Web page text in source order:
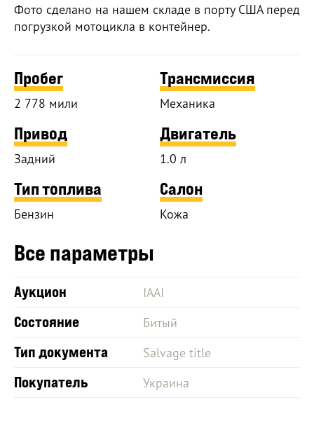
Фото сделано на нашем складе в порту США перед
погрузкой мотоцикла в контейнер.
Пробег
2 778 мили
Трансмиссия
Механика
Привод
Задний
Двигатель
1.0 л
Тип топлива
Бензин
Салон
Кожа
Все параметры
Аукцион IAAI
Состояние Битый
Тип документа Salvage title
Покупатель Украина